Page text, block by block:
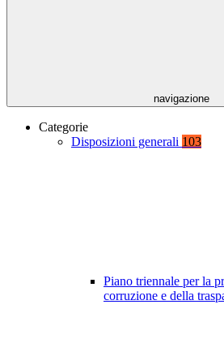
navigazione
Categorie
Disposizioni generali 103
Piano triennale per la
corruzione e della